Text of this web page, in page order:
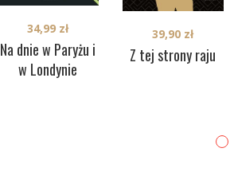
Na dnie w Paryżu i
w Londynie
34,99 zł
Z tej strony raju
39,90 zł